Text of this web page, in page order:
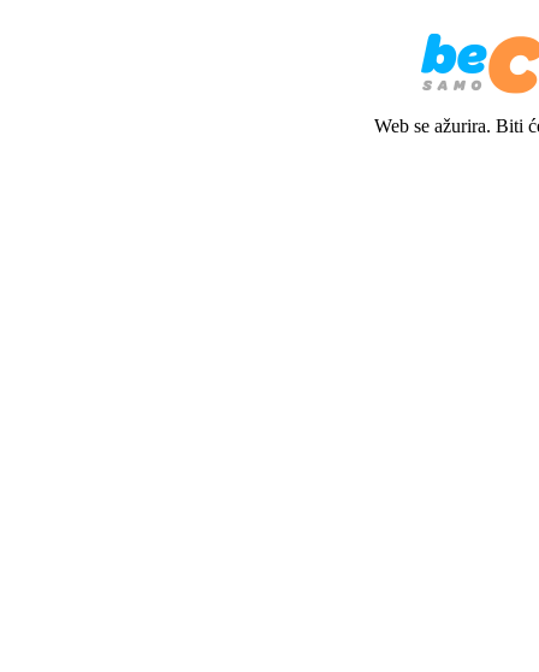
Web se ažurira. Biti